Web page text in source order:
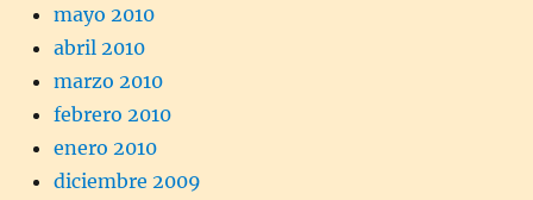
mayo 2010
abril 2010
marzo 2010
febrero 2010
enero 2010
diciembre 2009